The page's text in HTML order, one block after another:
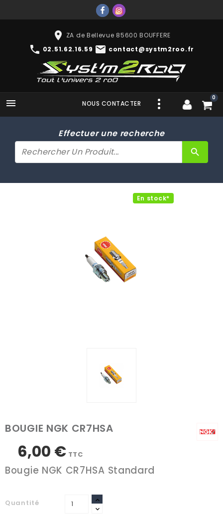
place ZA de Bellevue 85600 BOUFFERE
phone 02.51.62.16.59 mail contact@systm2roo.fr
 0
NOUS CONTACTER
Effectuer une recherche
search
En stock*
BOUGIE NGK CR7HSA
6,00 € TTC
Bougie NGK CR7HSA Standard
Quantité